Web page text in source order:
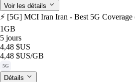
Voir les détails
⚡️ [5G] MCI Iran Iran - Best 5G
1GB
5 jours
4,48 $US
4,48 $US/GB
5G
Détails